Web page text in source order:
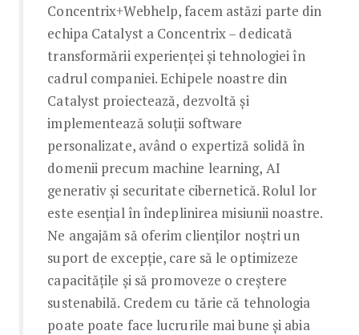
Concentrix+Webhelp, facem astăzi parte din
echipa Catalyst a Concentrix – dedicată
transformării experienței și tehnologiei în
cadrul companiei. Echipele noastre din
Catalyst proiectează, dezvoltă și
implementează soluții software
personalizate, având o expertiză solidă în
domenii precum machine learning, AI
generativ și securitate cibernetică. Rolul lor
este esențial în îndeplinirea misiunii noastre.
Ne angajăm să oferim clienților noștri un
suport de excepție, care să le optimizeze
capacitățile și să promoveze o creștere
sustenabilă. Credem cu tărie că tehnologia
poate poate face lucrurile mai bune și abia